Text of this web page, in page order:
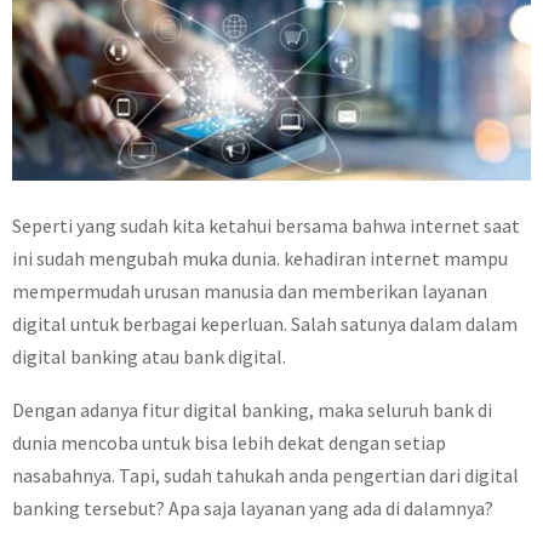
Seperti yang sudah kita ketahui bersama bahwa internet saat
ini sudah mengubah muka dunia. kehadiran internet mampu
mempermudah urusan manusia dan memberikan layanan
digital untuk berbagai keperluan. Salah satunya dalam dalam
digital banking atau bank digital.
Dengan adanya fitur digital banking, maka seluruh bank di
dunia mencoba untuk bisa lebih dekat dengan setiap
nasabahnya. Tapi, sudah tahukah anda pengertian dari digital
banking tersebut? Apa saja layanan yang ada di dalamnya?